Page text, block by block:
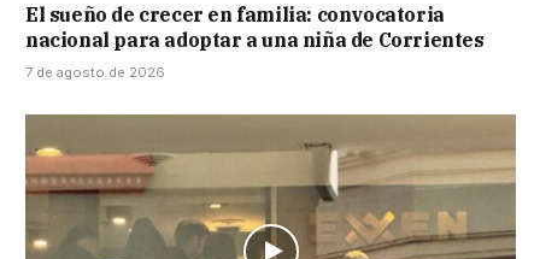
El sueño de crecer en familia: convocatoria
nacional para adoptar a una niña de Corrientes
7 de agosto de 2026